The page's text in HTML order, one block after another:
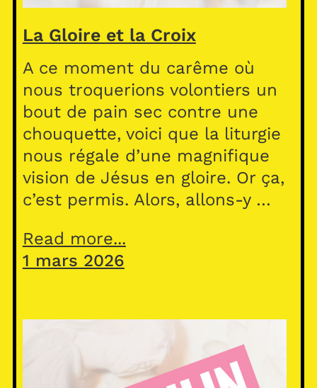
La Gloire et la Croix
A ce moment du carême où
nous troquerions volontiers un
bout de pain sec contre une
chouquette, voici que la liturgie
nous régale d’une magnifique
vision de Jésus en gloire. Or ça,
c’est permis. Alors, allons-y …
Read more...
1 mars 2026